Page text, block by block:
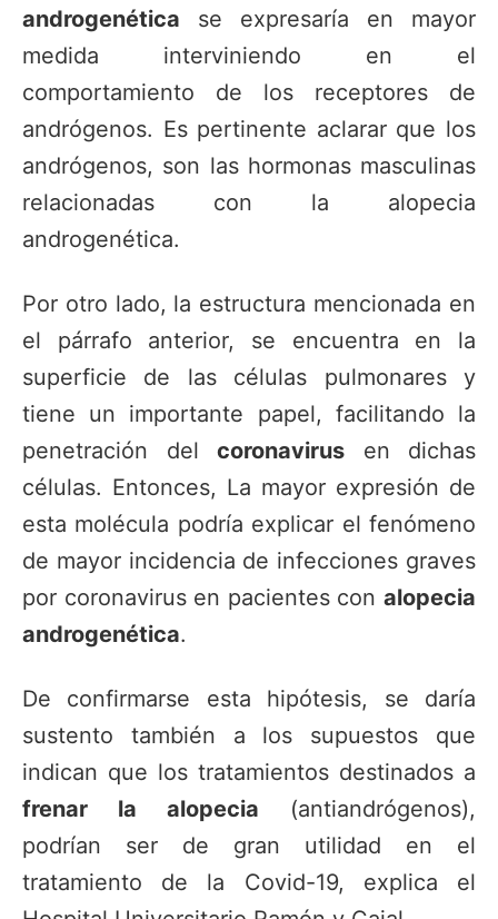
androgenética se expresaría en mayor
medida interviniendo en el
comportamiento de los receptores de
andrógenos. Es pertinente aclarar que los
andrógenos, son las hormonas masculinas
relacionadas con la alopecia
androgenética.
Por otro lado, la estructura mencionada en
el párrafo anterior, se encuentra en la
superficie de las células pulmonares y
tiene un importante papel, facilitando la
penetración del coronavirus en dichas
células. Entonces, La mayor expresión de
esta molécula podría explicar el fenómeno
de mayor incidencia de infecciones graves
por coronavirus en pacientes con alopecia
androgenética.
De confirmarse esta hipótesis, se daría
sustento también a los supuestos que
indican que los tratamientos destinados a
frenar la alopecia (antiandrógenos),
podrían ser de gran utilidad en el
tratamiento de la Covid-19, explica el